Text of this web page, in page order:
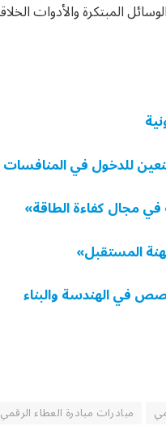
المبتكرة والأدوات
للدخول في
في مجال كفاءة الطاقة»
المستقبل»
في الهندسة والبناء
مبادرات مبادرة العطاء الرقمي